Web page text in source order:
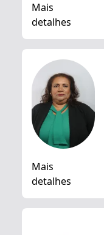
Mais
detalhes
Mais
detalhes